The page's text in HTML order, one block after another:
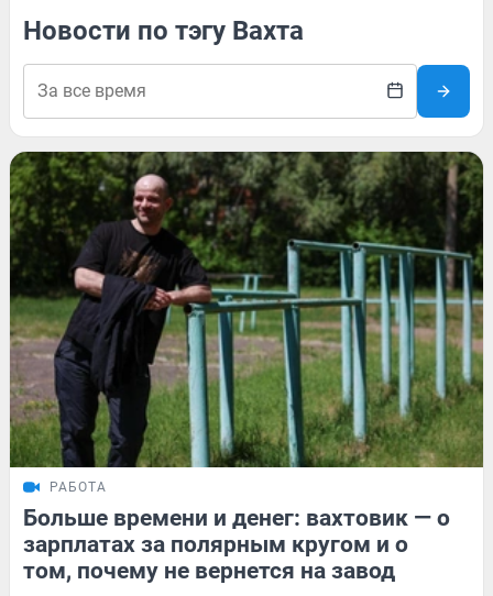
Новости по тэгу Вахта
РАБОТА
Больше времени и денег: вахтовик — о
зарплатах за полярным кругом и о
том, почему не вернется на завод